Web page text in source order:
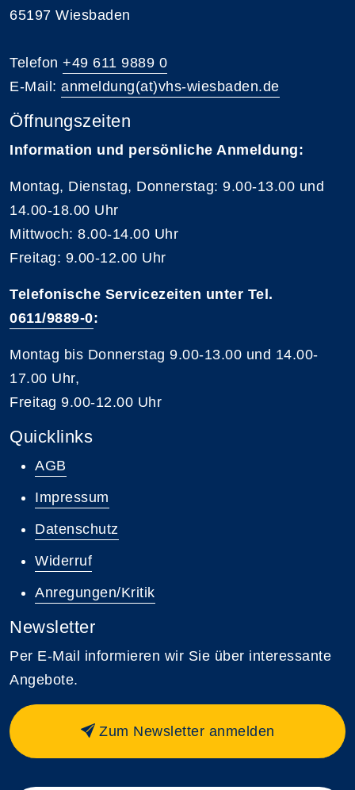
65197 Wiesbaden
Telefon +49 611 9889 0
E-Mail: anmeldung(at)vhs-wiesbaden.de
Öffnungszeiten
Information und persönliche Anmeldung:
Montag, Dienstag, Donnerstag: 9.00-13.00 und
14.00-18.00 Uhr
Mittwoch: 8.00-14.00 Uhr
Freitag: 9.00-12.00 Uhr
Telefonische Servicezeiten unter Tel.
0611/9889-0:
Montag bis Donnerstag 9.00-13.00 und 14.00-
17.00 Uhr,
Freitag 9.00-12.00 Uhr
Quicklinks
AGB
Impressum
Datenschutz
Widerruf
Anregungen/Kritik
Newsletter
Per E-Mail informieren wir Sie über interessante
Angebote.
Zum Newsletter anmelden